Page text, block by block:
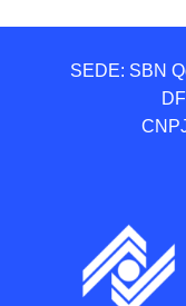
SEDE: SBN